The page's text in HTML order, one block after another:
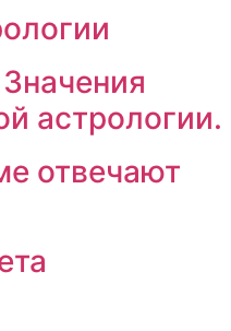
астрологии.
отвечают